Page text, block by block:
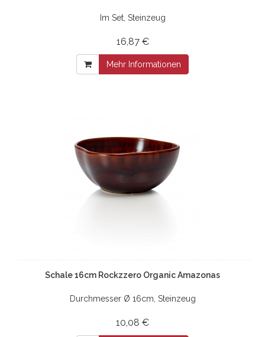
Im Set, Steinzeug
16,87 €
Mehr Informationen
Schale 16cm Rockzzero Organic Amazonas
Durchmesser Ø 16cm, Steinzeug
10,08 €